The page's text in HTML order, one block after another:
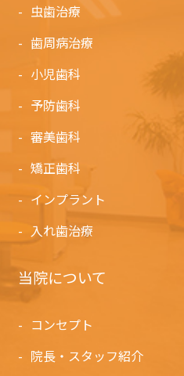
虫歯治療
歯周病治療
小児歯科
予防歯科
審美歯科
矯正歯科
インプラント
入れ歯治療
当院について
コンセプト
院長・スタッフ紹介